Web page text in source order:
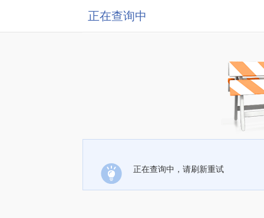
正在查询中
正在查询中，请刷新重试